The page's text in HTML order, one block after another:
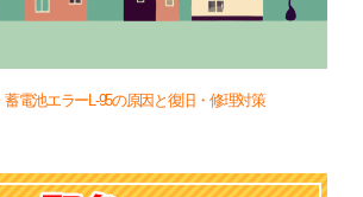
電池エラーL-95の原因と復旧・修理対策